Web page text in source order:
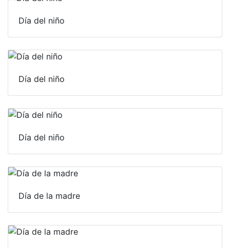
Día del niño
Día del niño
Día del niño
Día de la madre